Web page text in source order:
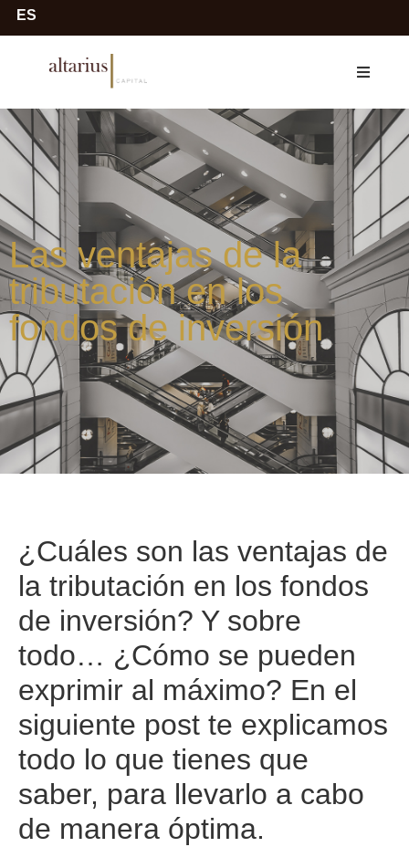
ES
Las ventajas de la
tributación en los
fondos de inversión
¿Cuáles son las ventajas de
la tributación en los fondos
de inversión? Y sobre
todo… ¿Cómo se pueden
exprimir al máximo? En el
siguiente post te explicamos
todo lo que tienes que
saber, para llevarlo a cabo
de manera óptima.